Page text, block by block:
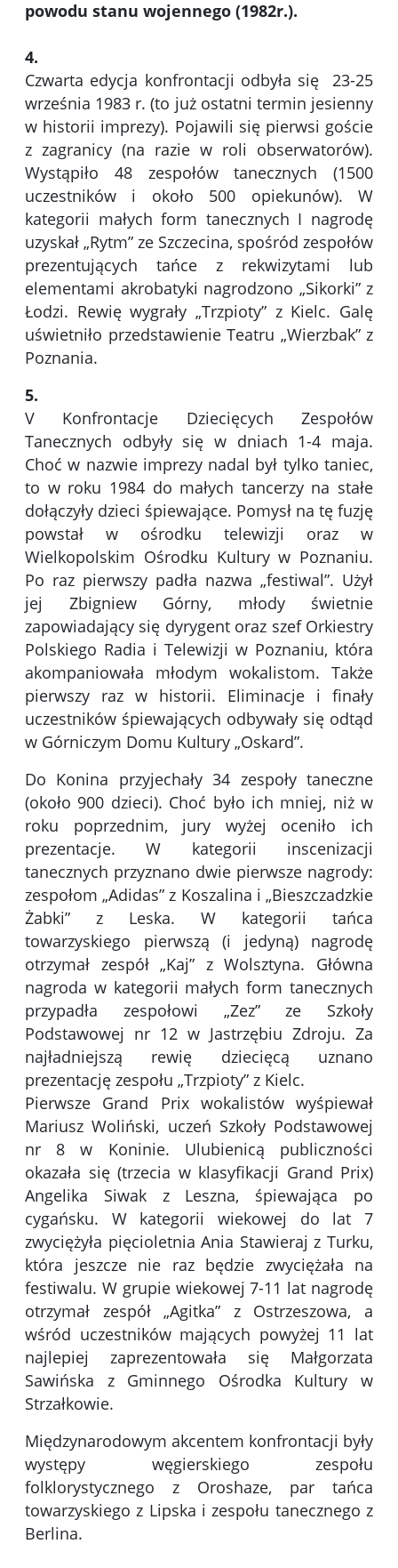
powodu stanu wojennego (1982r.).
4.
Czwarta edycja konfrontacji odbyła się 23-25
września 1983 r. (to już ostatni termin jesienny
w historii imprezy). Pojawili się pierwsi goście
z zagranicy (na razie w roli obserwatorów).
Wystąpiło 48 zespołów tanecznych (1500
uczestników i około 500 opiekunów). W
kategorii małych form tanecznych I nagrodę
uzyskał „Rytm” ze Szczecina, spośród zespołów
prezentujących tańce z rekwizytami lub
elementami akrobatyki nagrodzono „Sikorki” z
Łodzi. Rewię wygrały „Trzpioty” z Kielc. Galę
uświetniło przedstawienie Teatru „Wierzbak” z
Poznania.
5.
V Konfrontacje Dziecięcych Zespołów
Tanecznych odbyły się w dniach 1-4 maja.
Choć w nazwie imprezy nadal był tylko taniec,
to w roku 1984 do małych tancerzy na stałe
dołączyły dzieci śpiewające. Pomysł na tę fuzję
powstał w ośrodku telewizji oraz w
Wielkopolskim Ośrodku Kultury w Poznaniu.
Po raz pierwszy padła nazwa „festiwal”. Użył
jej Zbigniew Górny, młody świetnie
zapowiadający się dyrygent oraz szef Orkiestry
Polskiego Radia i Telewizji w Poznaniu, która
akompaniowała młodym wokalistom. Także
pierwszy raz w historii. Eliminacje i finały
uczestników śpiewających odbywały się odtąd
w Górniczym Domu Kultury „Oskard”.
Do Konina przyjechały 34 zespoły taneczne
(około 900 dzieci). Choć było ich mniej, niż w
roku poprzednim, jury wyżej oceniło ich
prezentacje. W kategorii inscenizacji
tanecznych przyznano dwie pierwsze nagrody:
zespołom „Adidas” z Koszalina i „Bieszczadzkie
Żabki” z Leska. W kategorii tańca
towarzyskiego pierwszą (i jedyną) nagrodę
otrzymał zespół „Kaj” z Wolsztyna. Główna
nagroda w kategorii małych form tanecznych
przypadła zespołowi „Zez” ze Szkoły
Podstawowej nr 12 w Jastrzębiu Zdroju. Za
najładniejszą rewię dziecięcą uznano
prezentację zespołu „Trzpioty” z Kielc.
Pierwsze Grand Prix wokalistów wyśpiewał
Mariusz Woliński, uczeń Szkoły Podstawowej
nr 8 w Koninie. Ulubienicą publiczności
okazała się (trzecia w klasyfikacji Grand Prix)
Angelika Siwak z Leszna, śpiewająca po
cygańsku. W kategorii wiekowej do lat 7
zwyciężyła pięcioletnia Ania Stawieraj z Turku,
która jeszcze nie raz będzie zwyciężała na
festiwalu. W grupie wiekowej 7-11 lat nagrodę
otrzymał zespół „Agitka” z Ostrzeszowa, a
wśród uczestników mających powyżej 11 lat
najlepiej zaprezentowała się Małgorzata
Sawińska z Gminnego Ośrodka Kultury w
Strzałkowie.
Międzynarodowym akcentem konfrontacji były
występy węgierskiego zespołu
folklorystycznego z Oroshaze, par tańca
towarzyskiego z Lipska i zespołu tanecznego z
Berlina.